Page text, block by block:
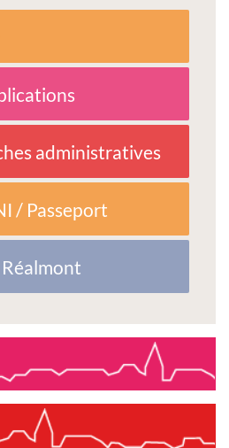
administratives
/ Passeport